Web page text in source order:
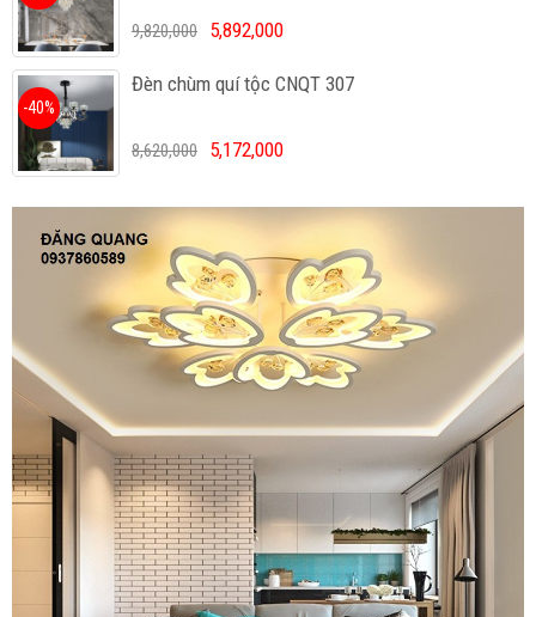
9,820,000 5,892,000
Đèn chùm quí tộc CNQT 307
-40%
8,620,000 5,172,000